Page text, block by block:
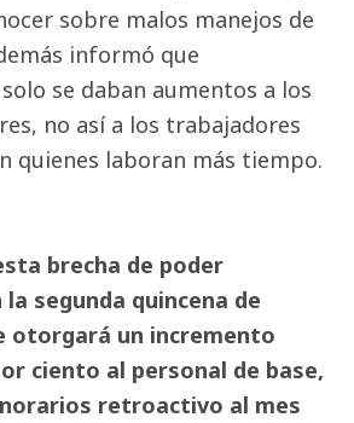
sobre malos manejos de
informó que
se daban aumentos a los
no así a los trabajadores
quienes laboran más tiempo.
brecha de poder
segunda quincena de
otorgará un incremento
ciento al personal de base,
retroactivo al mes